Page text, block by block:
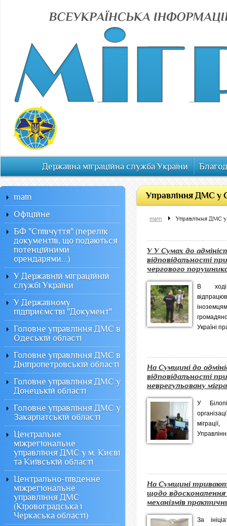
Державна міграційна служба України
Управління ДМС у
main Управління ДМС у
У У Сумах до
відповідальності
чергового порушника
В ході
Україні
На Сумщині до
відповідальності
неврегульовану
У
На Сумщині
щодо вдосконалення
механізмів
За
main
Офiцiйне
БФ "Співчуття" (перелік
документів, що подаються
потенційними
орендарями...)
У Державній міграційній
службі України
У Державному
підприємстві "Документ"
Головне управління ДМС в
Одеській області
Головне управління ДМС в
Дніпропетровській області
Головне управління ДМС у
Донецькій області
Головне управління ДМС у
Закарпатській області
Центральне
міжрегіональне
управління ДМС у м. Києві
та Київській області
Центрально-південне
міжрегіональне
управління ДМС
(Кіровоградська і
Черкаська області)